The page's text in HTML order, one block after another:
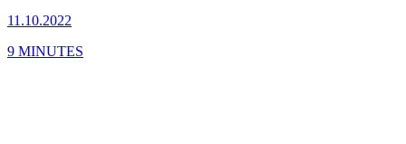
11.10.2022
9 MINUTES